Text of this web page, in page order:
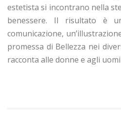
estetista si incontrano nella
benessere. Il risultato è
comunicazione,
promessa di Bellezza nei
racconta alle donne e agli